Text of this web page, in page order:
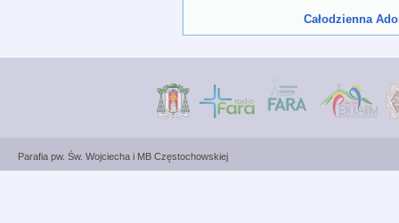
Całodzienna
Parafia pw. Św. Wojciecha i MB Częstochowskiej